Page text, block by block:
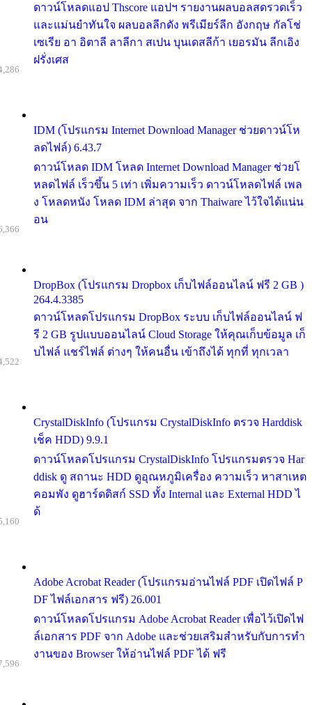
ดาวน์โหลดแอป Thscore แอปฯ รายงานผลบอลสดรวดเร็ว
และแม่นยำทันใจ ผลบอลลีกดัง พรีเมียร์ลีก อังกฤษ กัลโช่
เซเรีย อา อิตาลี ลาลีกา สเปน บุนเดสลีก้า เยอรมัน ลีกเอิง
ฝรั่งเศส
IDM (โปรแกรม Internet Download Manager ช่วยดาวน์โห
ลดไฟล์) 6.43.7
ดาวน์โหลด IDM โหลด Internet Download Manager ช่วยโ
หลดไฟล์ เร็วขึ้น 5 เท่า เพิ่มความเร็ว ดาวน์โหลดไฟล์ เพล
ง โหลดหนัง โหลด IDM ล่าสุด จาก Thaiware ไว้ใจได้แน่น
อน
DropBox (โปรแกรม Dropbox เก็บไฟล์ออนไลน์ ฟรี 2 GB )
264.4.3385
ดาวน์โหลดโปรแกรม DropBox ระบบ เก็บไฟล์ออนไลน์ ฟ
รี 2 GB รูปแบบออนไลน์ Cloud Storage ให้คุณเก็บข้อมูล เก็
บไฟล์ แชร์ไฟล์ ต่างๆ ให้คนอื่น เข้าถึงได้ ทุกที่ ทุกเวลา
CrystalDiskInfo (โปรแกรม CrystalDiskInfo ตรวจ Harddisk
เช็ค HDD) 9.9.1
ดาวน์โหลดโปรแกรม CrystalDiskInfo โปรแกรมตรวจ Har
ddisk ดู สถานะ HDD ดูอุณหภูมิเครื่อง ความเร็ว หาสาเหต
คอมพัง ดูฮาร์ดดิสก์ SSD ทั้ง Internal และ External HDD ไ
ด้
Adobe Acrobat Reader (โปรแกรมอ่านไฟล์ PDF เปิดไฟล์ P
DF ไฟล์เอกสาร ฟรี) 26.001
ดาวน์โหลดโปรแกรม Adobe Acrobat Reader เพื่อไว้เปิดไฟ
ล์เอกสาร PDF จาก Adobe และช่วยเสริมสำหรับกับการทำ
งานของ Browser ให้อ่านไฟล์ PDF ได้ ฟรี